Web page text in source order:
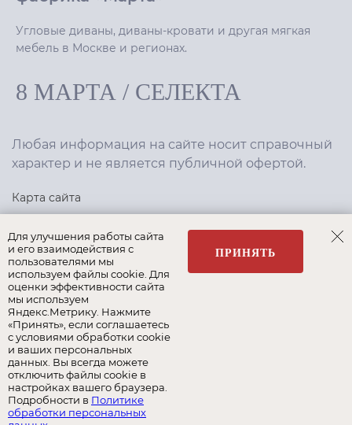
Угловые диваны, диваны-кровати и другая мягкая
мебель в Москве и регионах.
8 МАРТА / СЕЛЕКТА
Любая информация на сайте носит справочный
характер и не является публичной офертой.
Карта сайта
Политика конфиденциальности
Создание сайта,интернет-маркетинг
Наши бренды:
8 Марта Селекта
Albert&Shtein
Для улучшения работы сайта
и его взаимодействия с
пользователями мы
используем файлы cookie. Для
оценки эффективности сайта
мы используем
Яндекс.Метрику. Нажмите
«Принять», если соглашаетесь
с условиями обработки cookie
и ваших персональных
данных. Вы всегда можете
отключить файлы cookie в
настройках вашего браузера.
Подробности в Политике
обработки персональных
ПРИНЯТЬ